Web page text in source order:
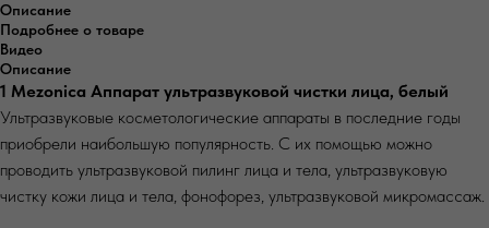
Описание
Подробнее о товаре
Видео
Описание
1 Mezonica Аппарат ультразвуковой чистки лица, белый
Ультразвуковые косметологические аппараты в последние годы
приобрели наибольшую популярность. С их помощью можно
проводить ультразвуковой пилинг лица и тела, ультразвуковую
чистку кожи лица и тела, фонофорез, ультразвуковой микромассаж.